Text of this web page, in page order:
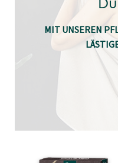
MIT UNSEREN